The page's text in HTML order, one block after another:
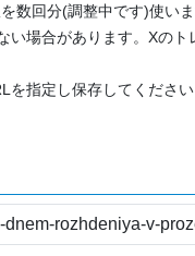
数回分(調整中です)使いま
場合があります。Xの
を指定し保存してください